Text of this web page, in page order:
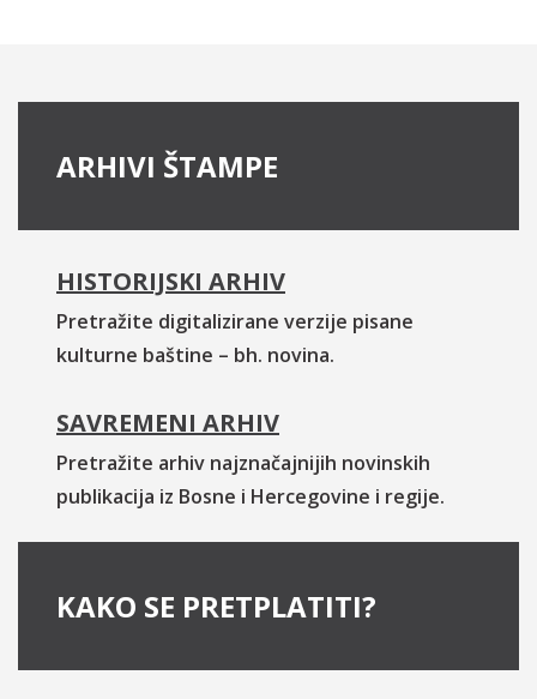
ARHIVI ŠTAMPE
HISTORIJSKI ARHIV
Pretražite digitalizirane verzije pisane
kulturne baštine – bh. novina.
SAVREMENI ARHIV
Pretražite arhiv najznačajnijih novinskih
publikacija iz Bosne i Hercegovine i regije.
KAKO SE PRETPLATITI?